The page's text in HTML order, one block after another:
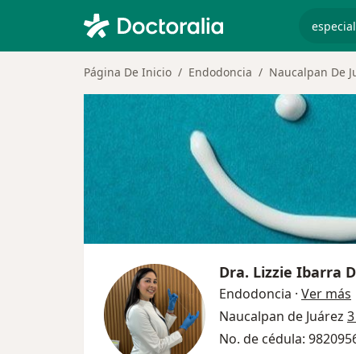
Página De Inicio Endodoncia Naucalpan De
Dra. Lizzie Ibarra
Endodoncia · Ver más
Naucalpan de Juárez
No. de cédula: